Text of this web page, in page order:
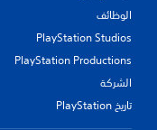
الوظائف
PlayStation Studios
PlayStation Productions
الشركة
تاريخ PlayStation